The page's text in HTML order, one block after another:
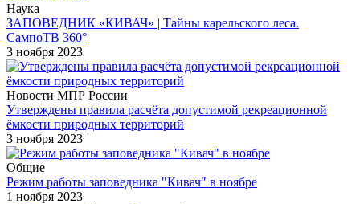
Наука
ЗАПОВЕДНИК «КИВАЧ» | Тайны карельского леса.
СампоТВ 360°
3 ноября 2023
Новости МПР России
Утверждены правила расчёта допустимой рекреационной
ёмкости природных территорий
3 ноября 2023
Общие
Режим работы заповедника "Кивач" в ноябре
1 ноября 2023